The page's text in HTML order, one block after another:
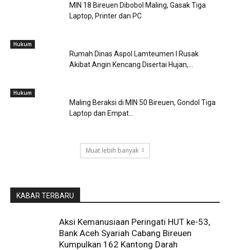
MIN 18 Bireuen Dibobol Maling, Gasak Tiga
Laptop, Printer dan PC
Hukum
Rumah Dinas Aspol Lamteumen I Rusak
Akibat Angin Kencang Disertai Hujan,...
Hukum
Maling Beraksi di MIN 50 Bireuen, Gondol Tiga
Laptop dan Empat...
Muat lebih banyak
KABAR TERBARU
Aksi Kemanusiaan Peringati HUT ke-53,
Bank Aceh Syariah Cabang Bireuen
Kumpulkan 162 Kantong Darah